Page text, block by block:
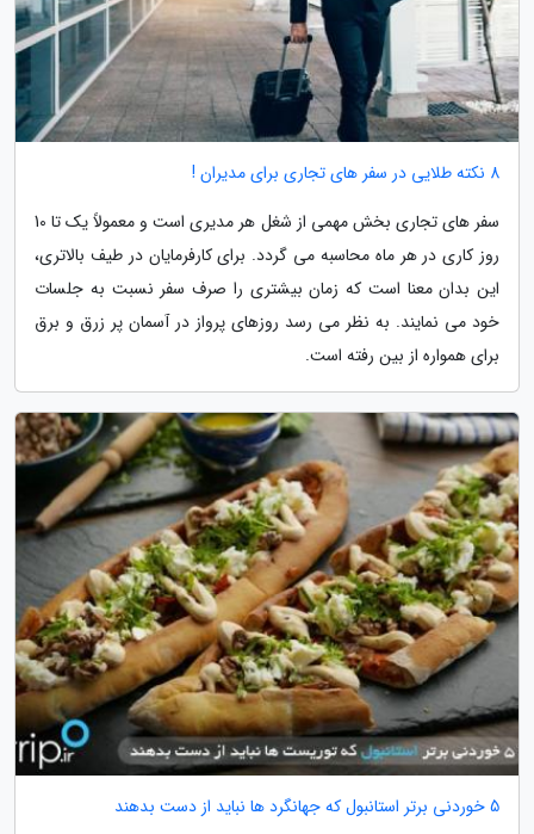
8 نکته طلایی در سفر های تجاری برای مدیران !
سفر های تجاری بخش مهمی از شغل هر مدیری است و معمولاً یک تا 10
روز کاری در هر ماه محاسبه می گردد. برای کارفرمایان در طیف بالاتری،
این بدان معنا است که زمان بیشتری را صرف سفر نسبت به جلسات
خود می نمایند. به نظر می رسد روزهای پرواز در آسمان پر زرق و برق
برای همواره از بین رفته است.
5 خوردنی برتر استانبول که جهانگرد ها نباید از دست بدهند